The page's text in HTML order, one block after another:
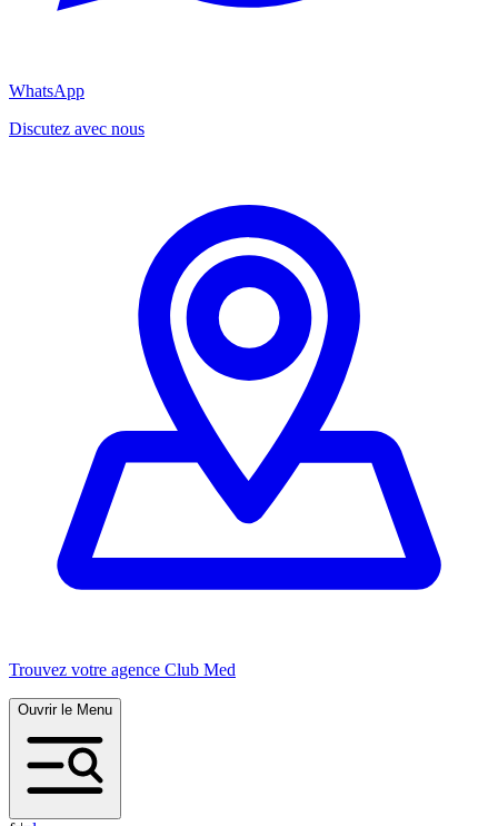
WhatsApp
Discutez avec nous
Trouvez votre agence Club Med
Ouvrir le Menu